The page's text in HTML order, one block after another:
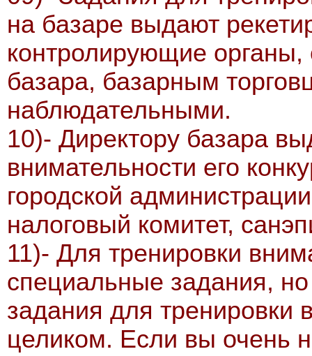
на базаре выдают
контролирующие
базара, базарным
наблюдательными.
10)- Директору базара
внимательности его
городской
налоговый комитет,
11)- Для тренировки
специальные задания,
задания для тренировки
целиком. Если вы очень